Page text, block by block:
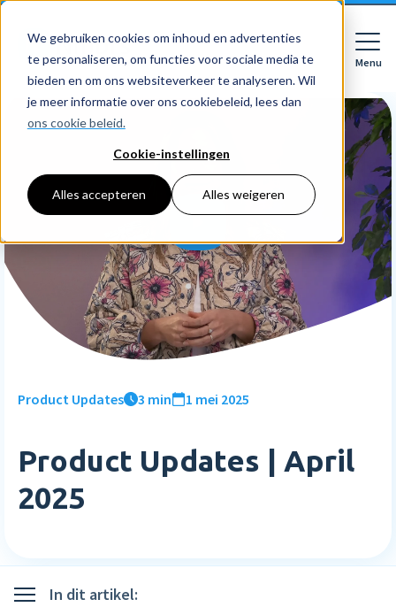
We gebruiken cookies om inhoud en advertenties
te personaliseren, om functies voor sociale media te
bieden en om ons websiteverkeer te analyseren. Wil
je meer informatie over ons cookiebeleid, lees dan
ons cookie beleid.
Cookie-instellingen
Alles accepteren Alles weigeren
Menu
Close
Softwarepakketten
Voor bedrijven
Voor accountants
Employee Self Service
Inloggen
Features
HR dashboards
HR workflows
Meer HR features »
AI Assistant NIEUW
Voor bedrijven
Voor accountants
Starten met Nmbrs
Ontdek
Resources
Blog
Bibliotheek
Klantverhalen
Events
Careers
Contact
Login
Nederlands
Sverige
Product Updates 3 min 1 mei 2025
Product Updates | April
2025
In dit artikel: